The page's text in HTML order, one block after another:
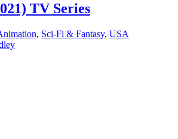
TV Series
, Sci-Fi & Fantasy, USA